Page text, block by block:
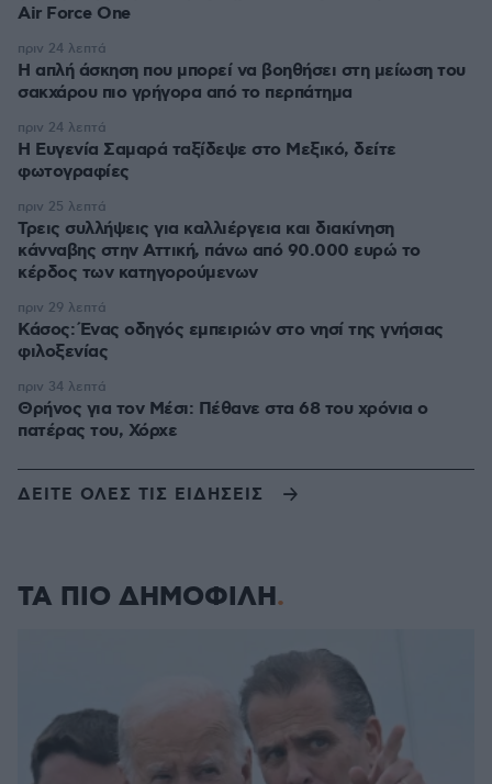
Air Force One
Η απλή άσκηση που μπορεί να βοηθήσει στη μείωση του
σακχάρου πιο γρήγορα από το περπάτημα
πριν 24 λεπτά
Η Ευγενία Σαμαρά ταξίδεψε στο Μεξικό, δείτε
φωτογραφίες
πριν 24 λεπτά
Τρεις συλλήψεις για καλλιέργεια και διακίνηση
κάνναβης στην Αττική, πάνω από 90.000 ευρώ το
κέρδος των κατηγορούμενων
πριν 25 λεπτά
Κάσος: Ένας οδηγός εμπειριών στο νησί της γνήσιας
φιλοξενίας
πριν 29 λεπτά
Θρήνος για τον Μέσι: Πέθανε στα 68 του χρόνια ο
πατέρας του, Χόρχε
πριν 34 λεπτά
ΔΕΙΤΕ ΟΛΕΣ ΤΙΣ ΕΙΔΗΣΕΙΣ
ΤΑ ΠΙΟ ΔΗΜΟΦΙΛΗ